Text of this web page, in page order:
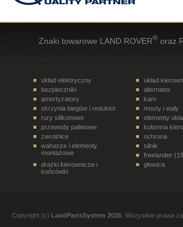
Znaki towarowe LAND ROVER® oraz
układ elektryczny układ
bezpieczniki
alternator
amortyzatory
kam
skrzynia biegów i reduktor
mosty i wały
rury silikonowe
elementy
przewody paliwowe
kolumna
zwrotnice
ochrona
wahacze i elementy
montażowe
silnik
freelander
drażki kierownicze i
końcówki
głowica
filtry. oleje, smary
paski, rolki,
Copyright (c) LandPartsSystem 2026 . Wszystkie prawa